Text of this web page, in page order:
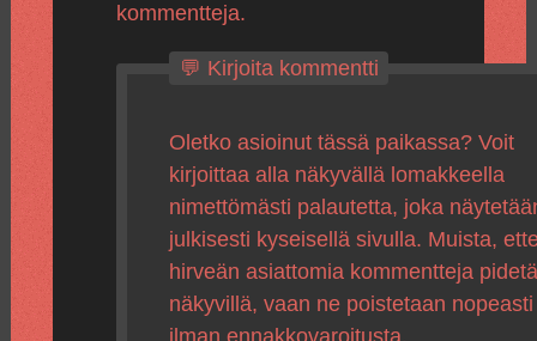
kommentteja.
💬 Kirjoita kommentti
Oletko asioinut tässä paikassa? Voit
kirjoittaa alla näkyvällä lomakkeella
nimettömästi palautetta, joka
julkisesti kyseisellä sivulla. Muista,
hirveän asiattomia kommentteja pidetä
näkyvillä, vaan ne poistetaan